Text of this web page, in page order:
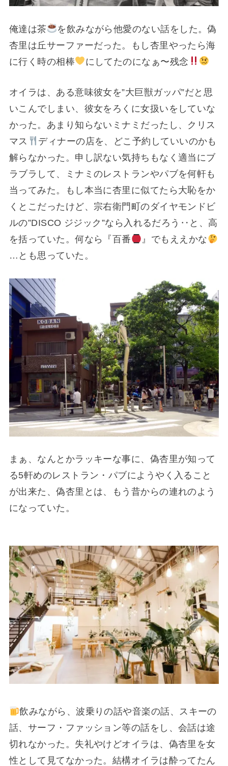
俺達は茶
を飲みながら他愛のない話をした。偽
杏里は丘サーファーだった。もし杏里やったら海
に行く時の相棒
にしてたのになぁ〜残念
オイラは、ある意味彼女を”大巨獣ガッパ”だと思
いこんでしまい、彼女をろくに女扱いをしていな
かった。あまり知らないミナミだったし、クリス
マス
ディナーの店を、どこ予約していいのかも
解らなかった。申し訳ない気持ちもなく適当にブ
ラブラして、ミナミのレストランやパブを何軒も
当ってみた。もし本当に杏里に似てたら大恥をか
くとこだったけど、宗右衛門町のダイヤモンドビ
ルの”DISCO ジジック”なら入れるだろう‥と、高
を括っていた。何なら『百番
』でもええかな
…とも思っていた。
まぁ、なんとかラッキーな事に、偽杏里が知って
る5軒めのレストラン・パブにようやく入ること
が出来た、偽杏里とは、もう昔からの連れのよう
になっていた。
飲みながら、波乗りの話や音楽の話、スキーの
話、サーフ・ファッション等の話をし、会話は途
切れなかった。失礼やけどオイラは、偽杏里を女
性として見てなかった。結構オイラは酔ってたん